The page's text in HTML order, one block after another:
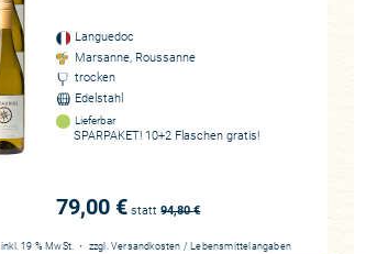
Languedoc
Marsanne, Roussanne
trocken
Edelstahl
Lieferbar
SPARPAKET! 10+2 Flaschen gratis!
79,00 € statt 94,80€
inkl. 19 % MwSt. ・ zzgl. Versandkosten / Lebensmittelangaben